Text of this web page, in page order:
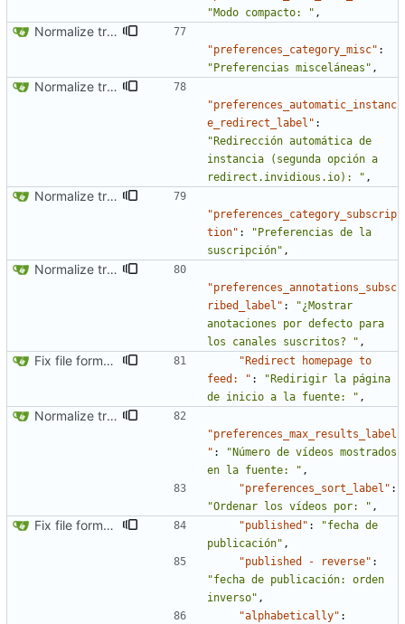
"Modo compacto: " ,
Normalize translation key for preferences categories
"preferences_category_misc" :
"Preferencias misceláneas" ,
Normalize translation key for user prefrerences
"preferences_automatic_instanc
e_redirect_label" :
"Redirección automática de
instancia (segunda opción a
redirect.invidious.io): " ,
Normalize translation key for preferences categories
"preferences_category_subscrip
tion" :
"Preferencias de la
suscripción" ,
Normalize translation key for user prefrerences
"preferences_annotations_subsc
ribed_label" :
"¿Mostrar
anotaciones por defecto para
los canales suscritos? " ,
Fix file formatting for locales
"Redirect homepage to
feed: " :
"Redirigir la página
de inicio a la fuente: " ,
Normalize translation key for user prefrerences
"preferences_max_results_label
" :
"Número de vídeos mostrados
en la fuente: " ,
"preferences_sort_label" :
"Ordenar los vídeos por: " ,
Fix file formatting for locales "published" :
"fecha de
publicación" ,
"published - reverse" :
"fecha de publicación: orden
inverso" ,
"alphabetically" :